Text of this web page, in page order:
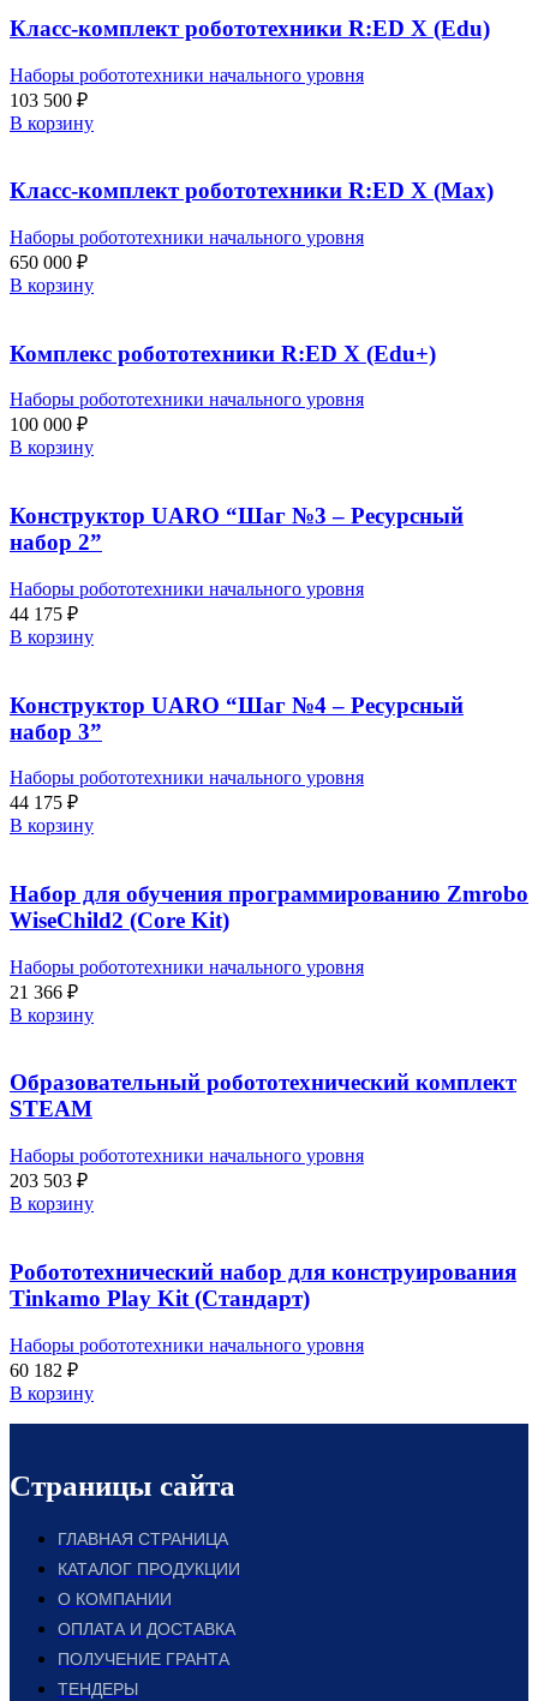
Класс-комплект робототехники R:ED X (Edu)
Наборы робототехники начального уровня
103 500 ₽
В корзину
Класс-комплект робототехники R:ED X (Max)
Наборы робототехники начального уровня
650 000 ₽
В корзину
Комплекс робототехники R:ED X (Edu+)
Наборы робототехники начального уровня
100 000 ₽
В корзину
Конструктор UARO “Шаг №3 – Ресурсный
набор 2”
Наборы робототехники начального уровня
44 175 ₽
В корзину
Конструктор UARO “Шаг №4 – Ресурсный
набор 3”
Наборы робототехники начального уровня
44 175 ₽
В корзину
Набор для обучения программированию Zmrobo
WiseChild2 (Core Kit)
Наборы робототехники начального уровня
21 366 ₽
В корзину
Образовательный робототехнический комплект
STEAM
Наборы робототехники начального уровня
203 503 ₽
В корзину
Робототехнический набор для конструирования
Tinkamo Play Kit (Стандарт)
Наборы робототехники начального уровня
60 182 ₽
В корзину
Страницы сайта
ГЛАВНАЯ СТРАНИЦА
КАТАЛОГ ПРОДУКЦИИ
О КОМПАНИИ
ОПЛАТА И ДОСТАВКА
ПОЛУЧЕНИЕ ГРАНТА
ТЕНДЕРЫ